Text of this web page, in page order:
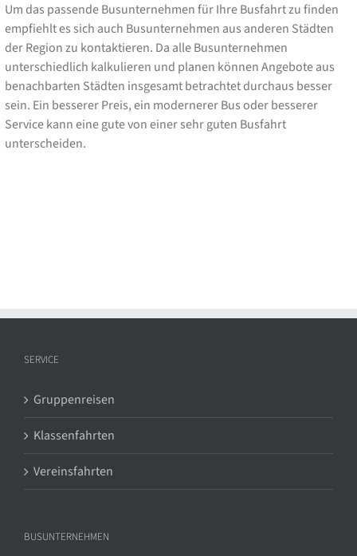
Um das passende Busunternehmen für Ihre Busfahrt zu finden
empfiehlt es sich auch Busunternehmen aus anderen Städten
der Region zu kontaktieren. Da alle Busunternehmen
unterschiedlich kalkulieren und planen können Angebote aus
benachbarten Städten insgesamt betrachtet durchaus besser
sein. Ein besserer Preis, ein modernerer Bus oder besserer
Service kann eine gute von einer sehr guten Busfahrt
unterscheiden.
SERVICE
Gruppenreisen
Klassenfahrten
Vereinsfahrten
BUSUNTERNEHMEN